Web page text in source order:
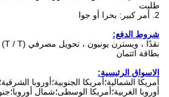
طلبت
2. أمر كبير: بحرا أو جوا
شروط الدفع:
بطاقة ائتمان
الاسواق الرئيسية:
أمريكا الشمالية؛أمريكا الجنوبية؛أوروبا
أوروبا الغربية؛أمريكا الوسطى؛شمال